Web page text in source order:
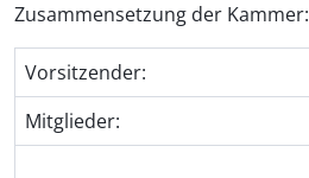
Zusammensetzung der Kammer:
Vorsitzender:
Mitglieder: